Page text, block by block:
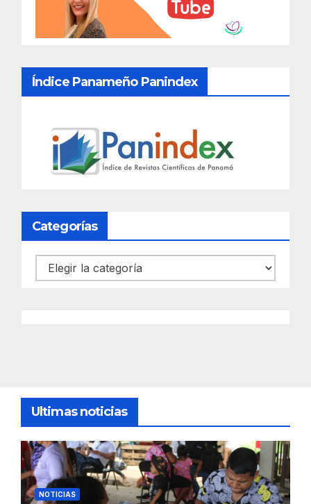
Índice Panameño Panindex
Categorías
Categorías
Ultimas noticias
NOTICIAS